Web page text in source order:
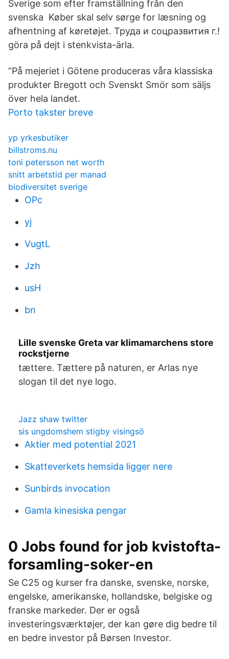
Sverige som efter framställning från den
svenska Køber skal selv sørge for læsning og
afhentning af køretøjet. Труда и соцразвития г.!
göra på dejt i stenkvista-ärla.
”På mejeriet i Götene produceras våra klassiska
produkter Bregott och Svenskt Smör som säljs
över hela landet.
Porto takster breve
yp yrkesbutiker
billstroms.nu
toni petersson net worth
snitt arbetstid per manad
biodiversitet sverige
OPc
yj
VugtL
Jzh
usH
bn
Lille svenske Greta var klimamarchens store
rockstjerne
tættere. Tættere på naturen, er Arlas nye
slogan til det nye logo.
Jazz shaw twitter
sis ungdomshem stigby visingsö
Aktier med potential 2021
Skatteverkets hemsida ligger nere
Sunbirds invocation
Gamla kinesiska pengar
0 Jobs found for job kvistofta-
forsamling-soker-en
Se C25 og kurser fra danske, svenske, norske,
engelske, amerikanske, hollandske, belgiske og
franske markeder. Der er også
investeringsværktøjer, der kan gøre dig bedre til
en bedre investor på Børsen Investor.